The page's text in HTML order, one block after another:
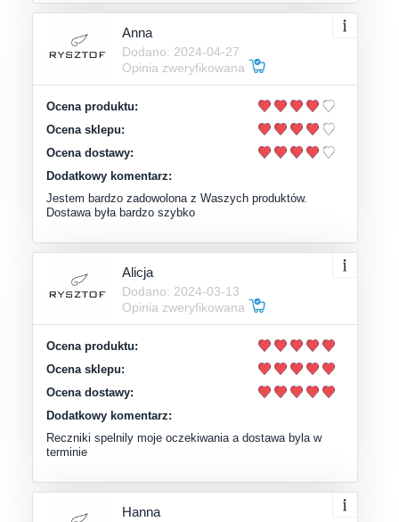
Anna
Dodano: 2024-04-27
Opinia zweryfikowana
Ocena produktu:
Ocena sklepu:
Ocena dostawy:
Dodatkowy komentarz:
Jestem bardzo zadowolona z Waszych produktów.
Dostawa była bardzo szybko
Alicja
Dodano: 2024-03-13
Opinia zweryfikowana
Ocena produktu:
Ocena sklepu:
Ocena dostawy:
Dodatkowy komentarz:
Reczniki spelnily moje oczekiwania a dostawa byla w
terminie
Hanna